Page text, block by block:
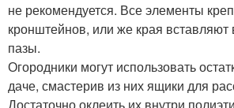
не рекомендуется. Все элементы
кронштейнов, или же края вставляют
пазы.
Огородники могут использовать
даче, смастерив из них ящики для
Достаточно оклеить их внутри